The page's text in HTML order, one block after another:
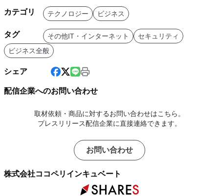
カテゴリ テクノロジー ビジネス
タグ その他IT・インターネット
セキュリティ
ビジネス全般
シェア
配信企業へのお問い合わせ
取材依頼・商品に対するお問い合わせはこちら。
プレスリリース配信企業に直接連絡できます。
お問い合わせ
株式会社ココペリインキュベート